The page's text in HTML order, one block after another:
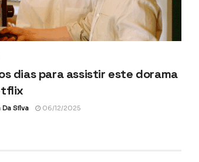
dias para assistir este dorama
Da Silva 06/12/2025